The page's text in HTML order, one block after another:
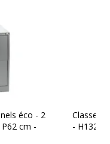
éco - 2
cm -
Classeur à
- H132 x